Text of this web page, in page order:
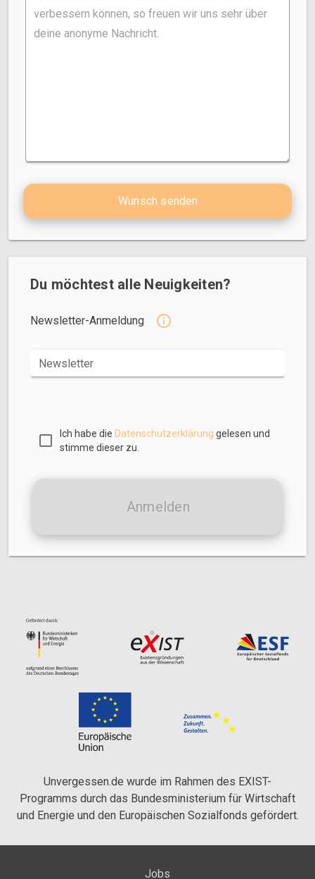
Wunsch senden
Du möchtest alle Neuigkeiten?
Newsletter-Anmeldung
Newsletter
Ich habe die Datenschutzerklärung gelesen und
stimme dieser zu.
Anmelden
Unvergessen.de wurde im Rahmen des EXIST-
Programms durch das Bundesministerium für Wirtschaft
und Energie und den Europäischen Sozialfonds gefördert.
Jobs